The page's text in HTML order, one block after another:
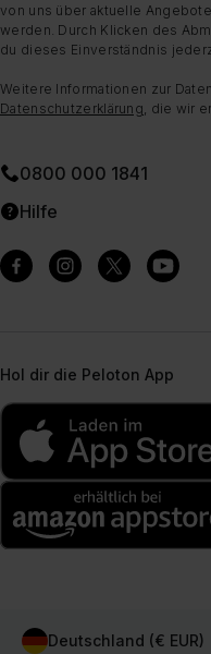
von uns über aktuelle
werden. Durch Klicken des
du dieses Einverständnis
Weitere Informationen zur
Datenschutzerklärung , die wir
0800 000 1841
Hilfe
Hol dir die Peloton App
Deutschland (€ EUR)